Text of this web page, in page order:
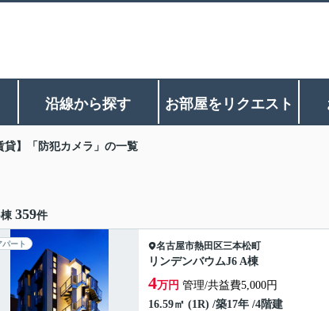
沿線から探す お部屋をリクエスト
貸】「防犯カメラ」の一覧
棟 359件
パート 名古屋市熱田区三本松町
リンデンバウムJ6 A棟
4万円 管理/共益費5,000円
16.59㎡ (1R) /築17年 /4階建